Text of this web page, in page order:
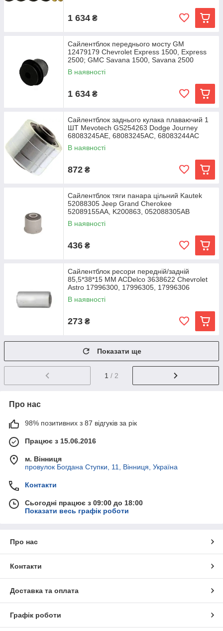
1 634 ₴
Сайлентблок переднього мосту GM
12479179 Chevrolet Express 1500, Express
2500; GMC Savana 1500, Savana 2500
В наявності
1 634 ₴
Сайлентблок заднього кулака плаваючий 1
ШТ Mevotech GS254263 Dodge Journey
68083245AE, 68083245AC, 68083244AC
В наявності
872 ₴
Сайлентблок тяги панара цільний Kautek
52088305 Jeep Grand Cherokee
52089155AA, K200863, 052088305AB
В наявності
436 ₴
Сайлентблок ресори передній/задній
85,5*38*15 MM ACDelco 3638622 Chevrolet
Astro 17996300, 17996305, 17996306
В наявності
273 ₴
Показати ще
1 / 2
Про нас
98% позитивних з 87 відгуків за рік
Працює з 15.06.2016
м. Вінниця
провулок Богдана Ступки, 11, Вінниця, Україна
Контакти
Сьогодні працює з 09:00 до 18:00
Показати весь графік роботи
Про нас
Контакти
Доставка та оплата
Графік роботи